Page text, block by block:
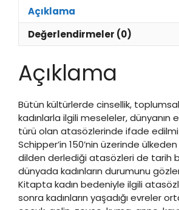
Açıklama
Değerlendirmeler (0)
Açıklama
Bütün kültürlerde cinsellik,
kadınlarla ilgili meseleler, dünyanın
türü olan atasözlerinde ifade
Schipper’in 150’nin üzerinde
dilden derlediği atasözleri de tarih
dünyada kadınların durumunu
Kitapta kadın bedeniyle ilgili
sonra kadınların yaşadığı evreler